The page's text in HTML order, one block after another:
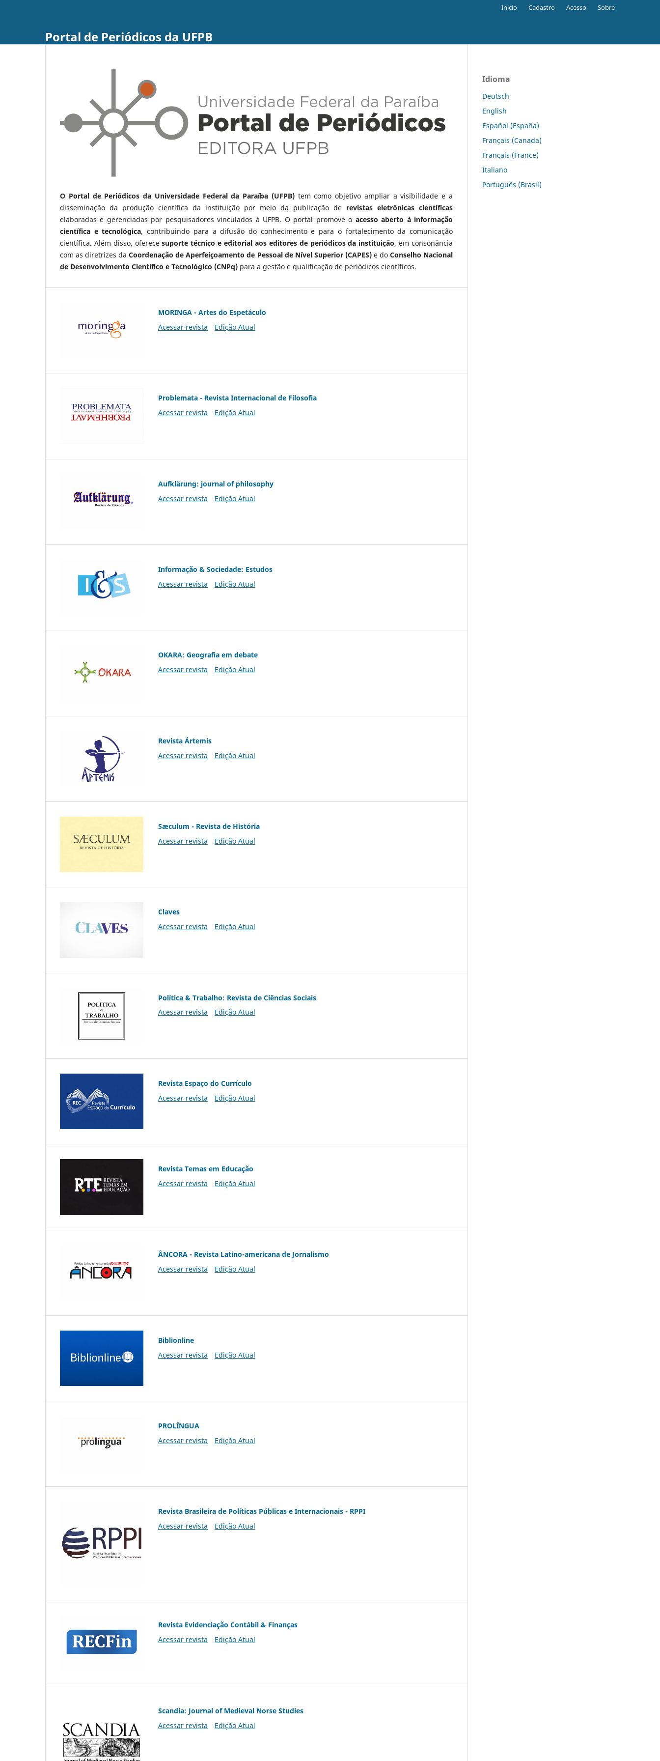
Portal de Periódicos da UFPB
Inicio Cadastro Acesso Sobre
O Portal de Periódicos da Universidade Federal da Paraíba (UFPB)tem como objetivo ampliar a visibilidade e a
disseminação da produção científica da instituição por meio da publicação de revistas eletrônicas científicas
elaboradas e gerenciadas por pesquisadores vinculados à UFPB. O portal promove o acesso aberto à informação
científica e tecnológica, contribuindo para a difusão do conhecimento e para o fortalecimento da comunicação
científica. Além disso, oferecesuporte técnico e editorial aos editores de periódicos da instituição, em consonância
com as diretrizes daCoordenação de Aperfeiçoamento de Pessoal de Nível Superior (CAPES)e do Conselho Nacional
de Desenvolvimento Científico e Tecnológico (CNPq) para a gestão e qualificação de periódicos científicos.
MORINGA - Artes do Espetáculo
Acessar revista
Edição Atual
Problemata - Revista Internacional de Filosofia
Acessar revista
Edição Atual
Aufklärung: journal of philosophy
Acessar revista
Edição Atual
Informação & Sociedade: Estudos
Acessar revista
Edição Atual
OKARA: Geografia em debate
Acessar revista
Edição Atual
Revista Ártemis
Acessar revista
Edição Atual
Sæculum - Revista de História
Acessar revista
Edição Atual
Claves
Acessar revista
Edição Atual
Política & Trabalho: Revista de Ciências Sociais
Acessar revista
Edição Atual
Revista Espaço do Currículo
Acessar revista
Edição Atual
Revista Temas em Educação
Acessar revista
Edição Atual
ÂNCORA - Revista Latino-americana de Jornalismo
Acessar revista
Edição Atual
Biblionline
Acessar revista
Edição Atual
PROLÍNGUA
Acessar revista
Edição Atual
Revista Brasileira de Políticas Públicas e Internacionais - RPPI
Acessar revista
Edição Atual
Revista Evidenciação Contábil & Finanças
Acessar revista
Edição Atual
Scandia: Journal of Medieval Norse Studies
Acessar revista
Edição Atual
Idioma
Deutsch
English
Español (España)
Français (Canada)
Français (France)
Italiano
Português (Brasil)